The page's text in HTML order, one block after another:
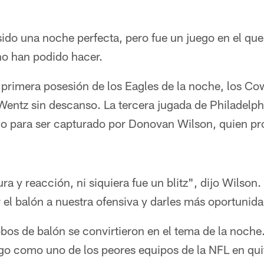
una noche perfecta, pero fue un juego en el
han podido hacer.
posesión de los Eagles de la noche, los
sin descanso. La tercera jugada de
para ser capturado por Donovan Wilson, quien
y reacción, ni siquiera fue un blitz", dijo
balón a nuestra ofensiva y darles más
de balón se convirtieron en el tema de la
como uno de los peores equipos de la NFL en